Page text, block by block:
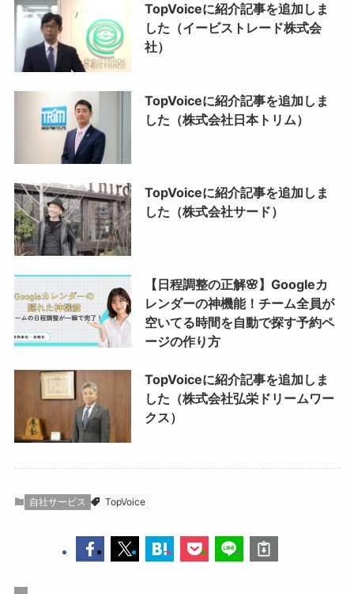
TopVoiceに紹介記事を追加しま
した（イービストレード株式会
社）
TopVoiceに紹介記事を追加しま
した（株式会社日本トリム）
TopVoiceに紹介記事を追加しま
した（株式会社サード）
【日程調整の正解🌸】Googleカ
レンダーの神機能！チーム全員が
空いてる時間を自動で探す予約ペ
ージの作り方
TopVoiceに紹介記事を追加しま
した（株式会社弘栄ドリームワー
クス）
自社サービス TopVoice